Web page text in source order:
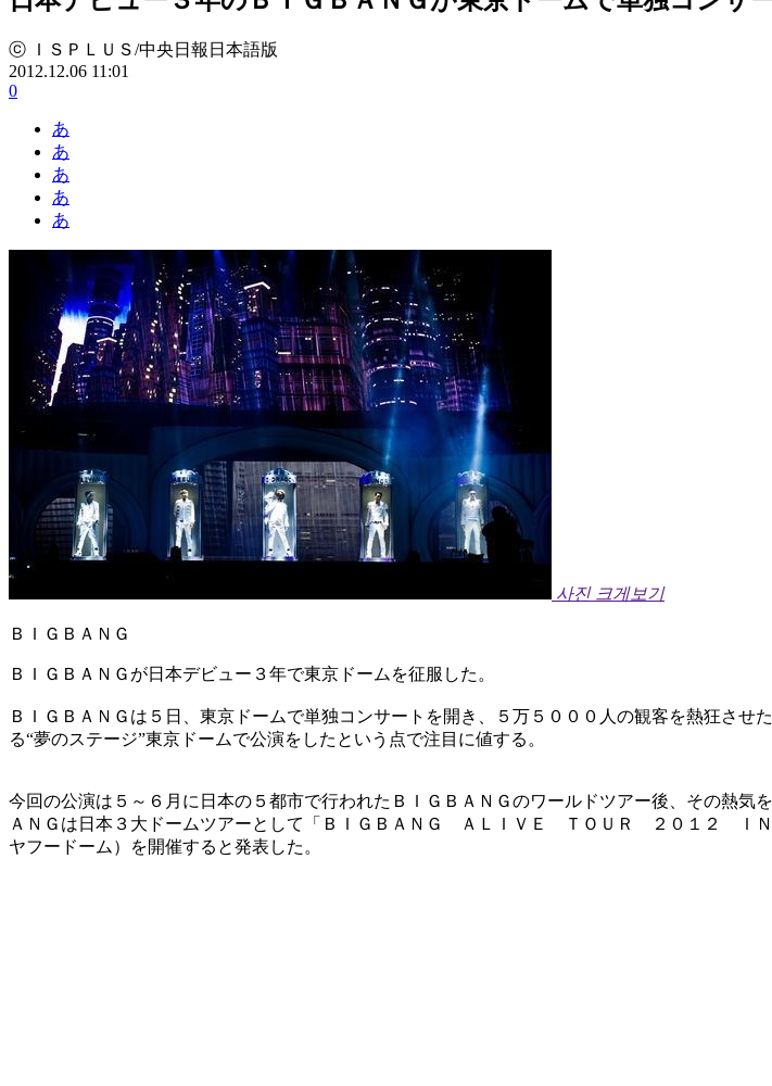
ⓒ ＩＳＰＬＵＳ/中央日報日本語版
2012.12.06 11:01
0
あ
あ
あ
あ
あ
사진 크게보기
ＢＩＧＢＡＮＧ
ＢＩＧＢＡＮＧが日本デビュー３年で東京ドームを征服した。
ＢＩＧＢＡＮＧは５日、東京ドームで単独コンサートを開き、５万５０００人の観客を熱狂さ
る“夢のステージ”東京ドームで公演をしたという点で注目に値する。
今回の公演は５～６月に日本の５都市で行われたＢＩＧＢＡＮＧのワールドツアー後、その熱
ＡＮＧは日本３大ドームツアーとして「ＢＩＧＢＡＮＧ ＡＬＩＶＥ ＴＯＵＲ ２０１２
ヤフードーム）を開催すると発表した。